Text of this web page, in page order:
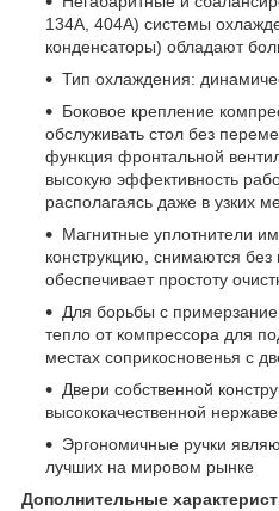
134A, 404A) системы
конденсаторы) обладают
Тип охлаждения:
Боковое крепление
обслуживать стол без
функция фронтальной
высокую эффективность
располагаясь даже в узких
Магнитные уплотнители
конструкцию, снимаются без
обеспечивает простоту
Для борьбы с
тепло от компрессора для
местах соприкосновенья с
Двери собственной
высококачественной
Эргономичные ручки
лучших на мировом рынке
Дополнительные